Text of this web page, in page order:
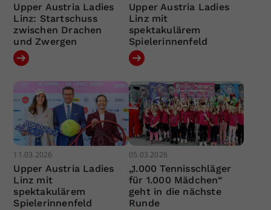
Upper Austria Ladies
Linz: Startschuss
zwischen Drachen
und Zwergen
Upper Austria Ladies
Linz mit
spektakulärem
Spielerinnenfeld
11.03.2026
Upper Austria Ladies
Linz mit
spektakulärem
Spielerinnenfeld
05.03.2026
„1.000 Tennisschläger
für 1.000 Mädchen“
geht in die nächste
Runde